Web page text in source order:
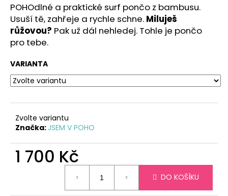
POHOdlné a praktické surf pončo z bambusu.
Usuší tě, zahřeje a rychle schne. Miluješ
růžovou? Pak už dál nehledej. Tohle je pončo
pro tebe.
VARIANTA
Zvolte variantu
Značka:JSEM V POHO
1 700 Kč
DO KOŠÍKU
HLEDAT
D
o
p
o
č